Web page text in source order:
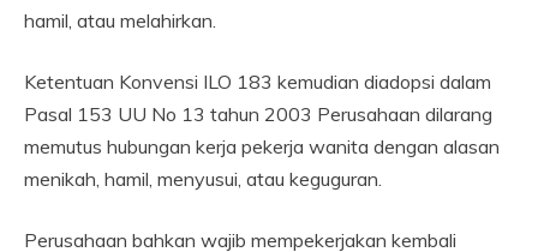
hamil, atau melahirkan.
Ketentuan Konvensi ILO 183 kemudian diadopsi dalam
Pasal 153 UU No 13 tahun 2003 Perusahaan dilarang
memutus hubungan kerja pekerja wanita dengan alasan
menikah, hamil, menyusui, atau keguguran.
Perusahaan bahkan wajib mempekerjakan kembali